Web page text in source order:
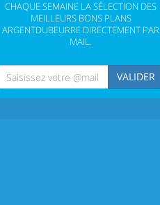
CHAQUE SEMAINE LA SÉLECTION DES
MEILLEURS BONS PLANS
ARGENTDUBEURRE DIRECTEMENT PAR
MAIL.
VALIDER